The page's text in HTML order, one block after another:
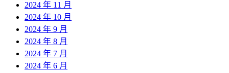
2024 年 11 月
2024 年 10 月
2024 年 9 月
2024 年 8 月
2024 年 7 月
2024 年 6 月